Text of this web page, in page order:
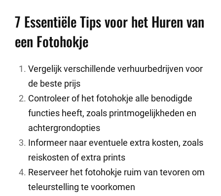
7 Essentiële Tips voor het Huren van
een Fotohokje
Vergelijk verschillende verhuurbedrijven voor
de beste prijs
Controleer of het fotohokje alle benodigde
functies heeft, zoals printmogelijkheden en
achtergrondopties
Informeer naar eventuele extra kosten, zoals
reiskosten of extra prints
Reserveer het fotohokje ruim van tevoren om
teleurstelling te voorkomen